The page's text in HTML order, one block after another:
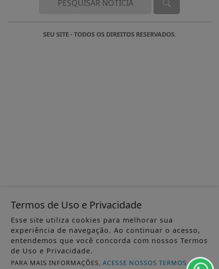
SEU SITE - TODOS OS DIREITOS RESERVADOS.
Termos de Uso e Privacidade
Esse site utiliza cookies para melhorar sua
experiência de navegação. Ao continuar o acesso,
entendemos que você concorda com nossos Termos
de Uso e Privacidade.
PARA MAIS INFORMAÇÕES,ACESSE NOSSOS TERMOS